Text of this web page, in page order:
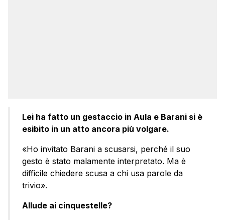
Lei ha fatto un gestaccio in Aula e Barani si è
esibito in un atto ancora più volgare.
«Ho invitato Barani a scusarsi, perché il suo
gesto è stato malamente interpretato. Ma è
difficile chiedere scusa a chi usa parole da
trivio».
Allude ai cinquestelle?